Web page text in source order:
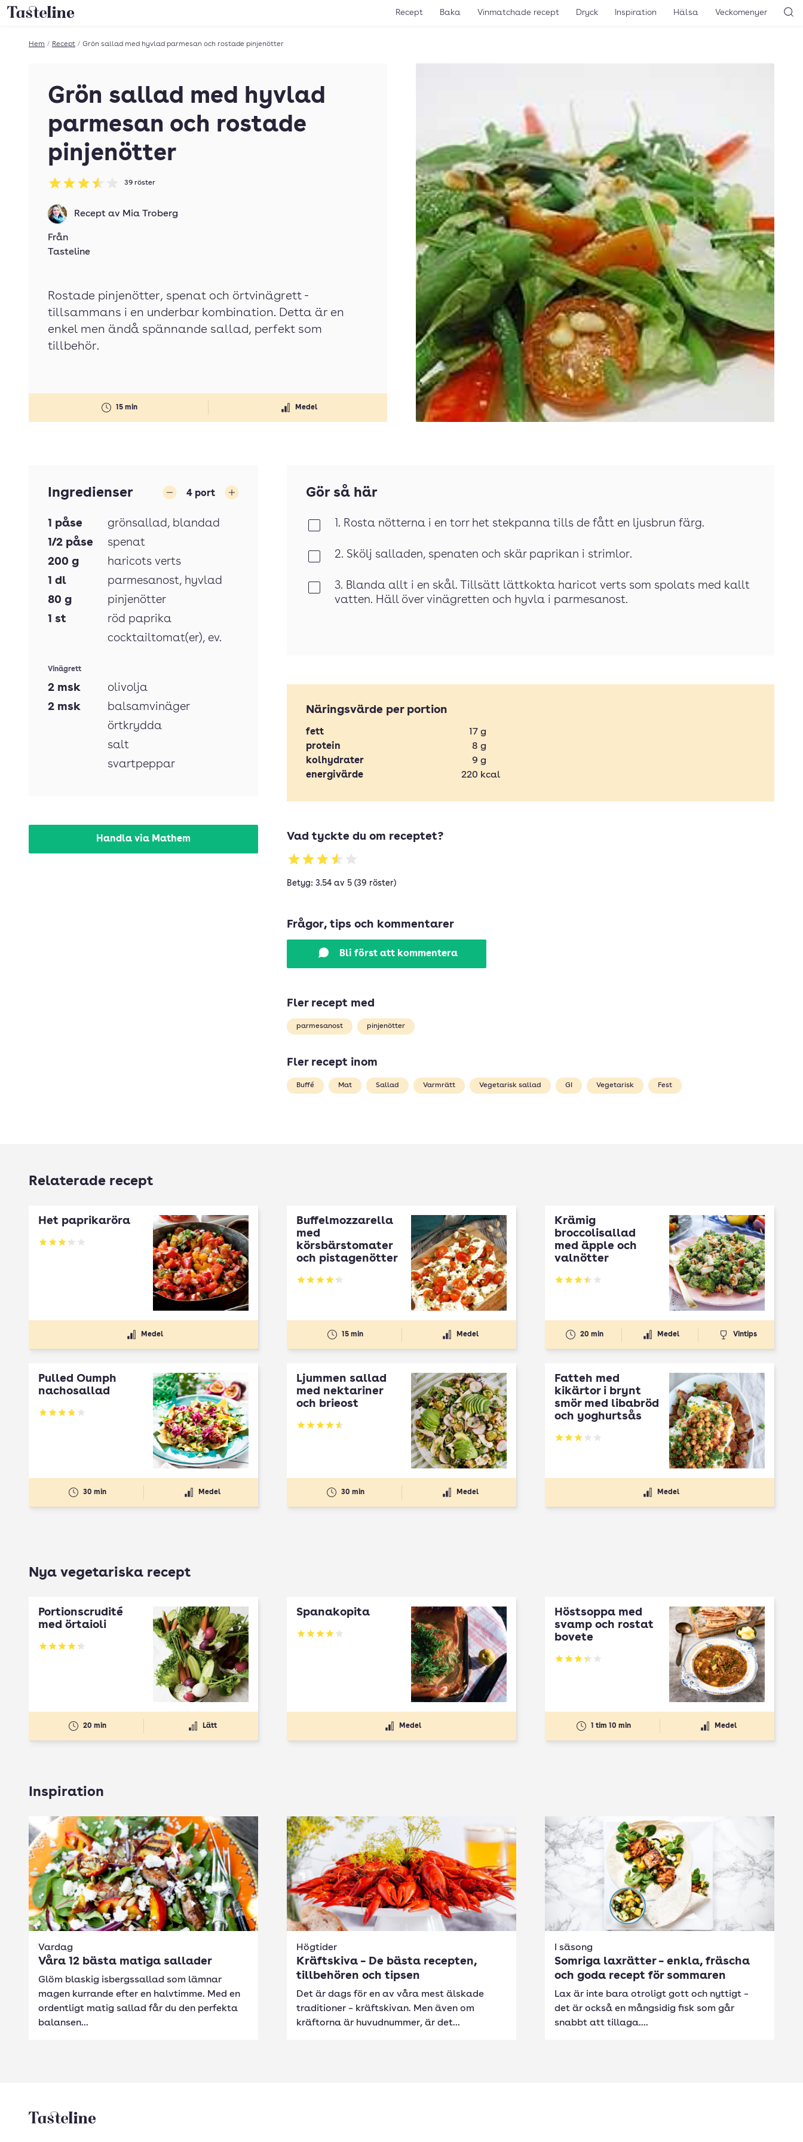
Till Tastelines startsida Recept Baka Vinmatchade recept Dryck Inspiration Hälsa Veckomenyer
Hem / Recept / Grön sallad med hyvlad parmesan och rostade pinjenötter
Grön sallad med hyvlad
parmesan och rostade
pinjenötter
Betyg: 3.54 av 5
39 röster
15 min Medel
Recept av Mia Troberg
Från
Tasteline
Rostade pinjenötter, spenat och örtvinägrett -
tillsammans i en underbar kombination. Detta är en
enkel men ändå spännande sallad, perfekt som
tillbehör.
Ingredienser 4 port
1 påse grönsallad, blandad
1/2 påse
spenat
200 g
haricots verts
1 dl parmesanost, hyvlad
80 g
pinjenötter
1 st
röd paprika
cocktailtomat(er), ev.
Vinägrett
2 msk
olivolja
2 msk
balsamvinäger
örtkrydda
salt
svartpeppar
Handla via Mathem
Gör så här
1. Rosta nötterna i en torr het stekpanna tills de fått en ljusbrun färg.
2. Skölj salladen, spenaten och skär paprikan i strimlor.
3. Blanda allt i en skål. Tillsätt lättkokta haricot verts som spolats med kallt
vatten. Häll över vinägretten och hyvla i parmesanost.
Näringsvärde per portion
fett 17 g
protein
8 g
kolhydrater
9 g
energivärde
220 kcal
Vad tyckte du om receptet?
Betyg: 3.54 av 5 (39 röster)
Frågor, tips och kommentarer
Bli först att kommentera
Fler recept med
parmesanost pinjenötter
Fler recept inom
Buffé Mat Sallad Varmrätt Vegetarisk sallad GI Vegetarisk Fest
Relaterade recept
Het paprikaröra
Betyg: 3.29 av 5
Medel
Buffelmozzarella
med
körsbärstomater
och pistagenötter
Betyg: 4.31 av 5
15 min Medel
Krämig
broccolisallad
med äpple och
valnötter
Betyg: 3.53 av 5
20 min Medel Vintips
Pulled Oumph
nachosallad
Betyg: 3.83 av 5
30 min Medel
Ljummen sallad
med nektariner
och brieost
Betyg: 4.59 av 5
30 min Medel
Fatteh med
kikärtor i brynt
smör med libabröd
och yoghurtsås
Betyg: 2.96 av 5
Medel
Nya vegetariska recept
Portionscrudité
med örtaioli
Betyg: 4.27 av 5
20 min Lätt
Spanakopita
Betyg: 4.1 av 5
Medel
Höstsoppa med
svamp och rostat
bovete
Betyg: 3.33 av 5
1 tim 10 min Medel
Inspiration
Vardag
Våra 12 bästa matiga sallader
Glöm blaskig isbergssallad som lämnar
magen kurrande efter en halvtimme. Med en
ordentligt matig sallad får du den perfekta
balansen...
Högtider
Kräftskiva – De bästa recepten,
tillbehören och tipsen
Det är dags för en av våra mest älskade
traditioner – kräftskivan. Men även om
kräftorna är huvudnummer, är det...
I säsong
Somriga laxrätter – enkla, fräscha
och goda recept för sommaren
Lax är inte bara otroligt gott och nyttigt –
det är också en mångsidig fisk som går
snabbt att tillaga....
Tasteline startsida